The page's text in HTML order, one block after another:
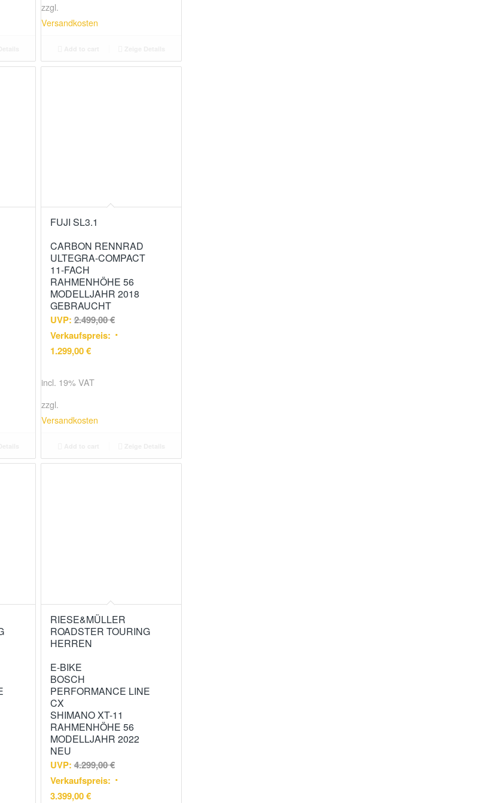
zzgl.
Versandkosten
FUJI SL3.1
CARBON RENNRAD
ULTEGRA-COMPACT
11-FACH
RAHMENHÖHE 56
MODELLJAHR 2018
GEBRAUCHT
UVP: 2.499,00€
Verkaufspreis:
1.299,00€
incl. 19% VAT
zzgl.
Versandkosten
RIESE&MÜLLER
ROADSTER TOURING
HERREN
E-BIKE
BOSCH
PERFORMANCE LINE
CX
SHIMANO XT-11
RAHMENHÖHE 56
MODELLJAHR 2022
NEU
UVP: 4.299,00€
Verkaufspreis:
3.399,00€